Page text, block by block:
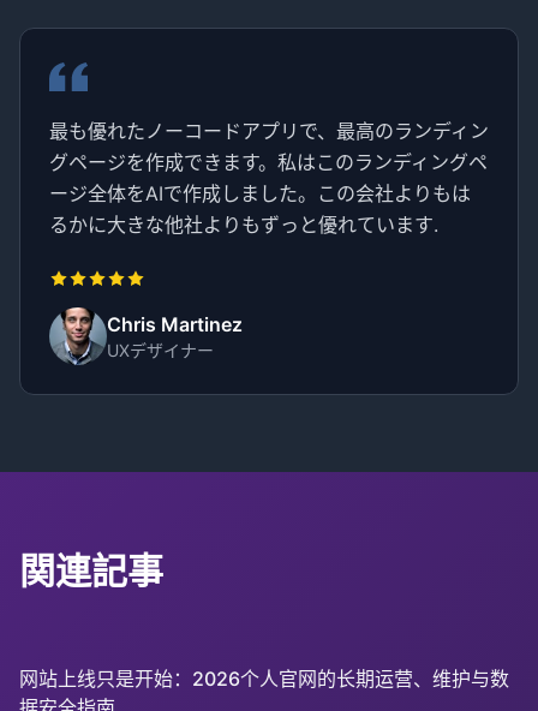
最も優れたノーコードアプリで、最高のランディン
グページを作成できます。私はこのランディングペ
ージ全体をAIで作成しました。この会社よりもは
るかに大きな他社よりもずっと優れています.
Chris Martinez
UXデザイナー
関連記事
网站上线只是开始：2026个人官网的长期运营、维护与数